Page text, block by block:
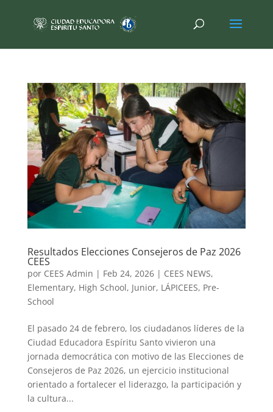
Resultados Elecciones Consejeros de Paz 2026
CEES
por CEES Admin | Feb 24, 2026| CEES NEWS,
Elementary, High School, Junior, LÁPICEES, Pre-
School
El pasado 24 de febrero, los ciudadanos líderes de la
Ciudad Educadora Espíritu Santo vivieron una
jornada democrática con motivo de las Elecciones de
Consejeros de Paz 2026, un ejercicio institucional
orientado a fortalecer el liderazgo, la participación y
la cultura...